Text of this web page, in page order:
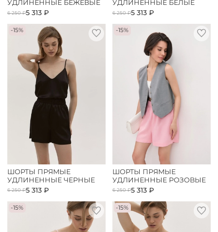
УДЛИНЕННЫЕ БЕЖЕВЫЕ
6 250 ₽5 313 ₽
УДЛИНЕННЫЕ БЕЛЫЕ
6 250 ₽5 313 ₽
-15%
ШОРТЫ ПРЯМЫЕ
УДЛИНЕННЫЕ ЧЕРНЫЕ
6 250 ₽5 313 ₽
-15%
ШОРТЫ ПРЯМЫЕ
УДЛИНЕННЫЕ РОЗОВЫЕ
6 250 ₽5 313 ₽
-15% -15%